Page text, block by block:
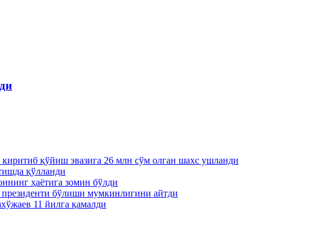
қўйиш эвазига 26 млн сўм олган шахс ушланди
қўлланди
ҳаётига зомин бўлди
бўлиши мумкинлигини айтди
11 йилга қамалди